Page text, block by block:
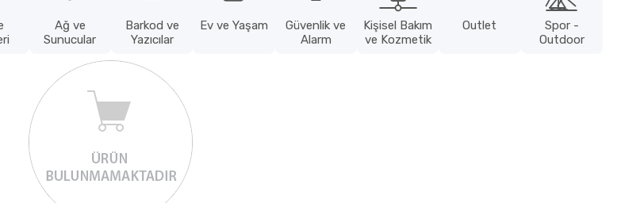
Ağ ve
Sunucular
Barkod ve
Yazıcılar
Ev ve Yaşam
Güvenlik ve
Alarm
Kişisel Bakım
ve Kozmetik
Outlet
Spor -
Outdoor